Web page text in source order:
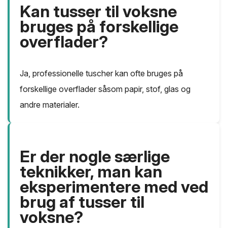
Kan tusser til voksne
bruges på forskellige
overflader?
Ja, professionelle tuscher kan ofte bruges på
forskellige overflader såsom papir, stof, glas og
andre materialer.
Er der nogle særlige
teknikker, man kan
eksperimentere med ved
brug af tusser til
voksne?